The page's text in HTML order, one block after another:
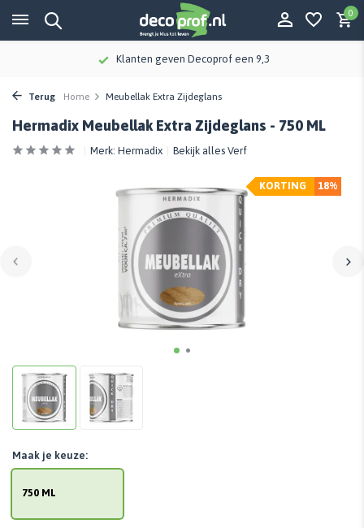
0
Meer dan 115 jaar
Terug Home Meubellak Extra Zijdeglans
Hermadix Meubellak Extra Zijdeglans - 750 ML
Merk: Hermadix Bekijk alles Verf
18%
KORTING
750 ML
Maak je keuze: